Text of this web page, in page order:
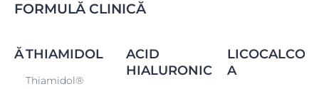
FORMULĂ CLINICĂ
THIAMIDOL
Thiamidol®
ACID
HIALURONIC
A